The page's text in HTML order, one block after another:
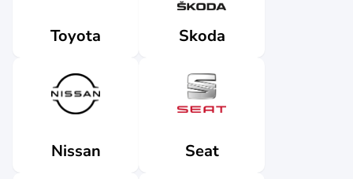
Toyota Skoda
Nissan Seat